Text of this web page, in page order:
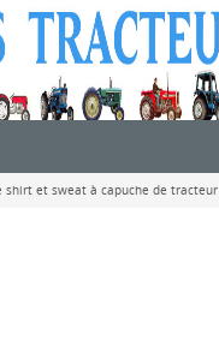
shirt et sweat à capuche de tracteur